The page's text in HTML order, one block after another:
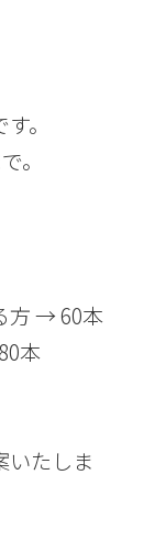
。
。
方 → 60本
本
いたしま